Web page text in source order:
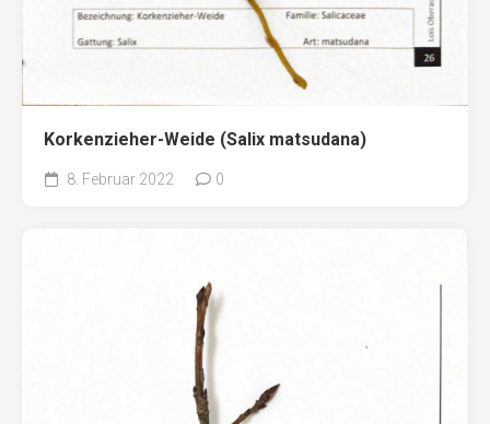
Korkenzieher-Weide (Salix matsudana)
8. Februar 2022 0